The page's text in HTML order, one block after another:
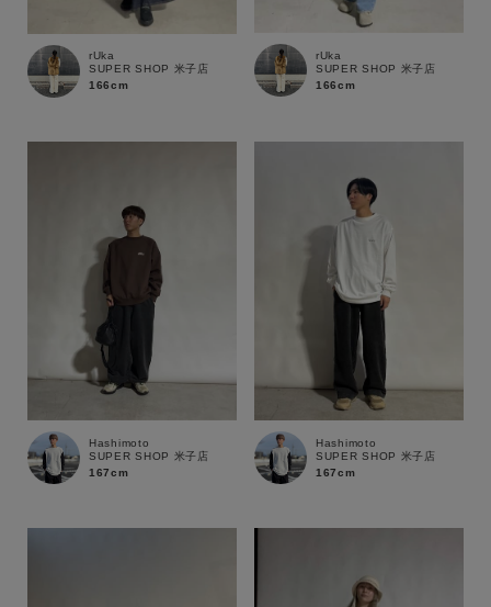
キーワード
MENS KIDS
サイズ
ブランド
rUka
SUPER SHOP 米子店
166cm
rUka
SUPER SHOP 米子店
166cm
Hashimoto
SUPER SHOP 米子店
167cm
Hashimoto
SUPER SHOP 米子店
167cm